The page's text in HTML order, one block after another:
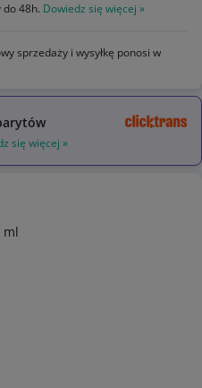
48h. Dowiedz się więcej »
sprzedaży i wysyłkę ponosi w
się więcej »
ml